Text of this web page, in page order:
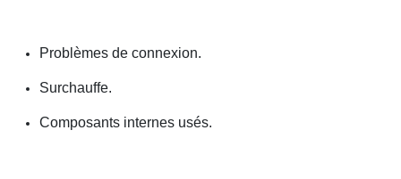
Problèmes de connexion.
Surchauffe.
Composants internes usés.